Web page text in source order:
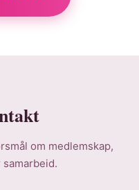
om medlemskap,